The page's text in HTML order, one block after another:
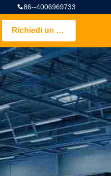
86--4006969733
Richiedi un preventivo